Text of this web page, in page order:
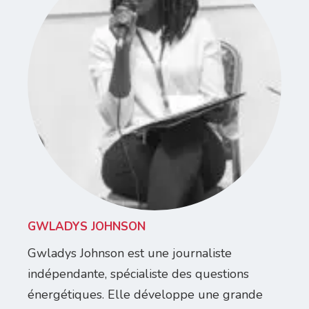
GWLADYS JOHNSON
Gwladys Johnson est une journaliste
indépendante, spécialiste des questions
énergétiques. Elle développe une grande